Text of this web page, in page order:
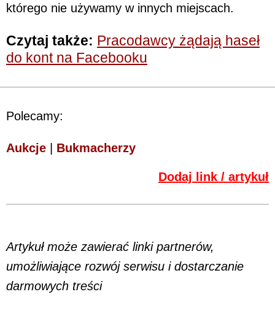
którego nie używamy w innych miejscach.
Czytaj także: Pracodawcy żądają haseł
do kont na Facebooku
Polecamy:
Aukcje Bukmacherzy
Dodaj link / artykuł
Artykuł może zawierać linki partnerów,
umożliwiające rozwój serwisu i dostarczanie
darmowych treści